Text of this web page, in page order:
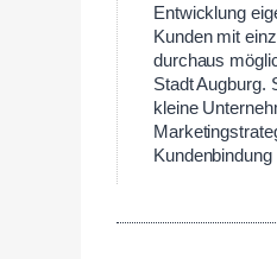
Entwicklung
Kunden mit
durchaus
Stadt Augburg.
kleine
Kundenbindung